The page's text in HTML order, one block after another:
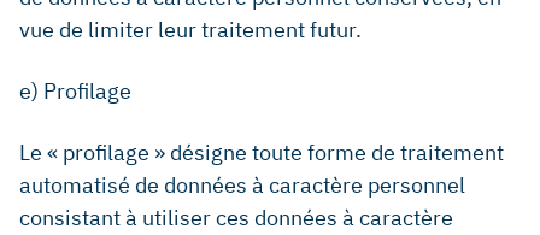
vue de limiter leur traitement futur.
e) Profilage
Le « profilage » désigne toute forme de traitement
automatisé de données à caractère personnel
consistant à utiliser ces données à caractère